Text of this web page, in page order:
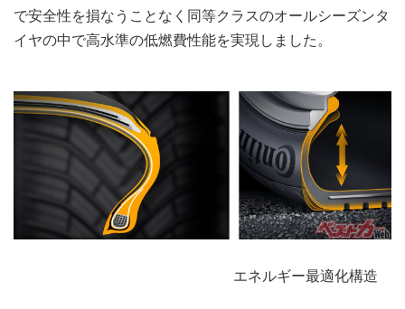
で安全性を損なうことなく同等クラスのオールシーズンタ
イヤの中で高水準の低燃費性能を実現しました。
エネルギー最適化構造